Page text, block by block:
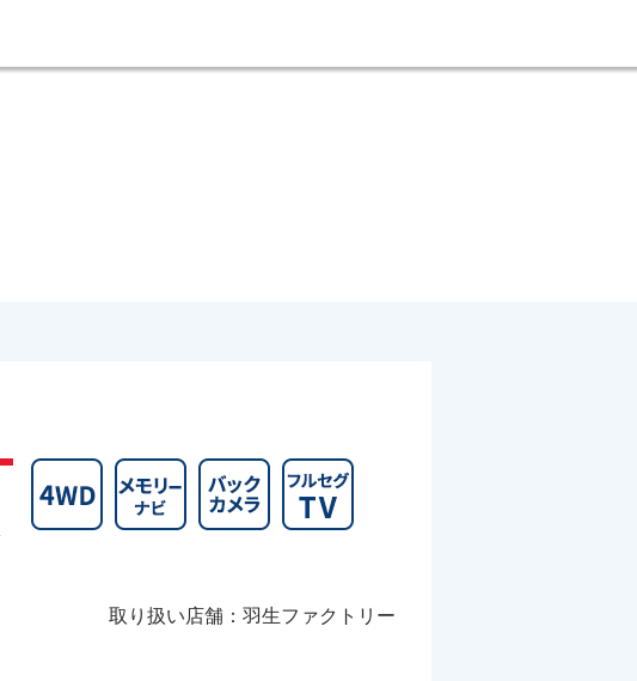
取り扱い店舗：羽生ファクトリー